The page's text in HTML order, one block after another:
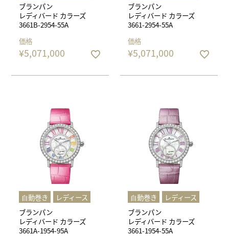
ブランパン
レディバード カラーズ
3661B-2954-55A
価格
¥5,071,000
ブランパン
レディバード カラーズ
3661-2954-55A
価格
¥5,071,000
⾃動巻き
レディース
ブランパン
レディバード カラーズ
3661A-1954-95A
⾃動巻き
レディース
ブランパン
レディバード カラーズ
3661-1954-55A